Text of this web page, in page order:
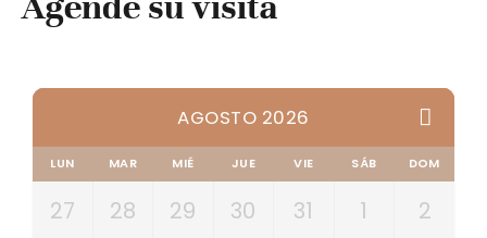
AGOSTO 2026
LUN MAR MIÉ JUE VIE SÁB DOM
27 28 29 30 31 1
2